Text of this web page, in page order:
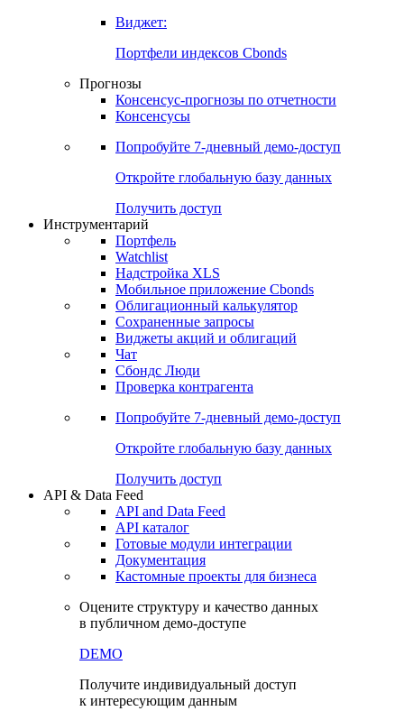
Виджет:
Портфели индексов Cbonds
Прогнозы
Консенсус-прогнозы по отчетности
Консенсусы
Попробуйте 7-дневный демо-доступ
Откройте глобальную базу данных
Получить доступ
Инструментарий
Портфель
Watchlist
Надстройка XLS
Мобильное приложение Cbonds
Облигационный калькулятор
Сохраненные запросы
Виджеты акций и облигаций
Чат
Сбондс Люди
Проверка контрагента
Попробуйте 7-дневный демо-доступ
Откройте глобальную базу данных
Получить доступ
API & Data Feed
API and Data Feed
API каталог
Готовые модули интеграции
Документация
Кастомные проекты для бизнеса
Оцените структуру и качество данных
в публичном демо-доступе
DEMO
Получите индивидуальный доступ
к интересующим данным